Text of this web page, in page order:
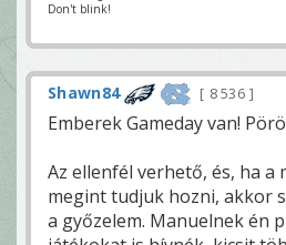
Don't blink!
Shawn84 8 536
Emberek Gameday van!
Az ellenfél verhető, és, ha
megint tudjuk hozni, akkor
a győzelem. Manuelnek én